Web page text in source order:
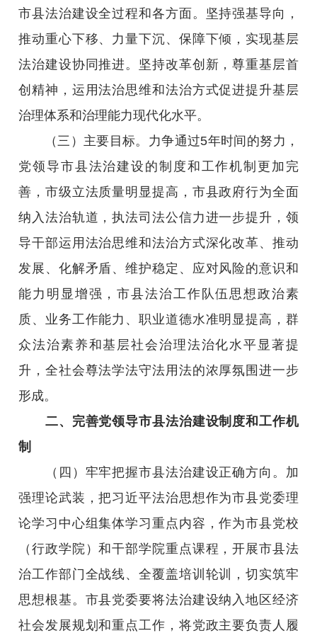
市县法治建设全过程和各方面。坚持强基导向，
推动重心下移、力量下沉、保障下倾，实现基层
法治建设协同推进。坚持改革创新，尊重基层首
创精神，运用法治思维和法治方式促进提升基层
治理体系和治理能力现代化水平。
（三）主要目标。力争通过5年时间的努力，
党领导市县法治建设的制度和工作机制更加完
善，市级立法质量明显提高，市县政府行为全面
纳入法治轨道，执法司法公信力进一步提升，领
导干部运用法治思维和法治方式深化改革、推动
发展、化解矛盾、维护稳定、应对风险的意识和
能力明显增强，市县法治工作队伍思想政治素
质、业务工作能力、职业道德水准明显提高，群
众法治素养和基层社会治理法治化水平显著提
升，全社会尊法学法守法用法的浓厚氛围进一步
形成。
二、完善党领导市县法治建设制度和工作机
制
（四）牢牢把握市县法治建设正确方向。加
强理论武装，把习近平法治思想作为市县党委理
论学习中心组集体学习重点内容，作为市县党校
（行政学院）和干部学院重点课程，开展市县法
治工作部门全战线、全覆盖培训轮训，切实筑牢
思想根基。市县党委要将法治建设纳入地区经济
社会发展规划和重点工作，将党政主要负责人履